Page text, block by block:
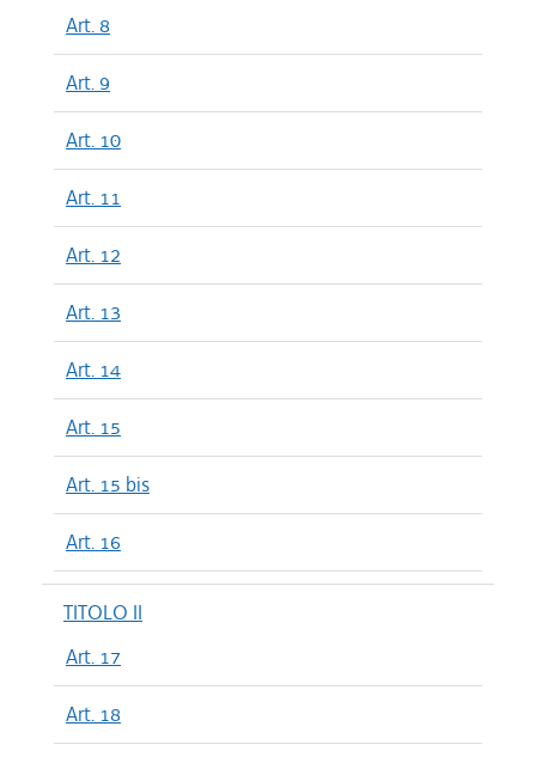
Art. 8
Art. 9
Art. 10
Art. 11
Art. 12
Art. 13
Art. 14
Art. 15
Art. 15 bis
Art. 16
TITOLO II
Art. 17
Art. 18